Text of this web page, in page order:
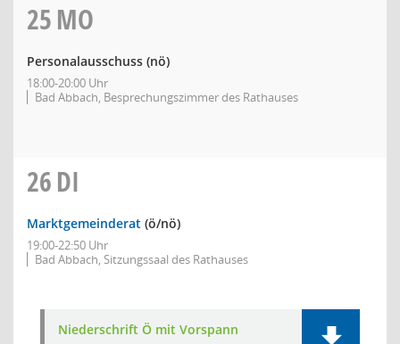
25MO
Personalausschuss (nö)
18:00-20:00 Uhr
Bad Abbach, Besprechungszimmer des Rathauses
26DI
Marktgemeinderat (ö/nö)
19:00-22:50 Uhr
Bad Abbach, Sitzungssaal des Rathauses
Niederschrift Ö mit Vorspann